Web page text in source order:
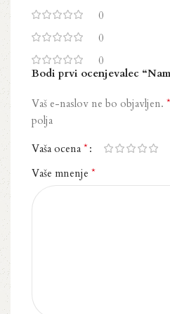
0
0
0
Bodi prvi ocenjevalec
Vaš e-naslov ne bo objavljen. *
polja
Vaša ocena *
Vaše mnenje *